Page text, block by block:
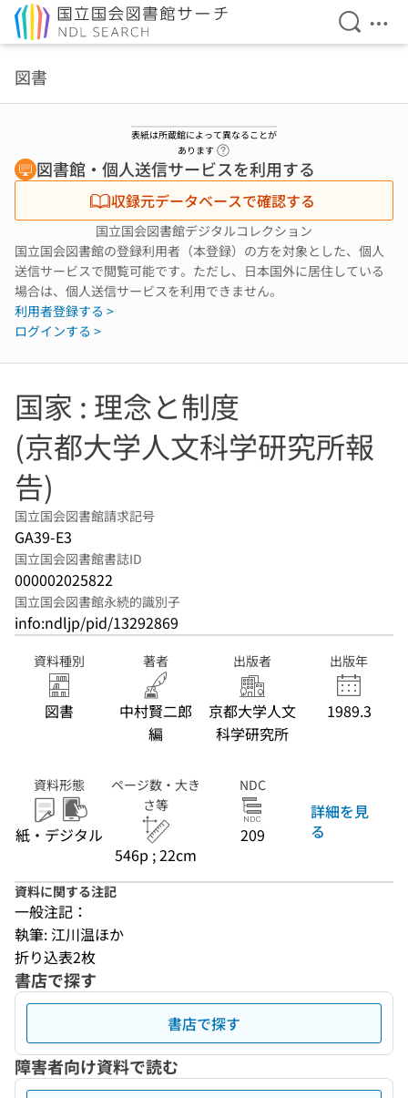
検索を
メ
図書
表紙は所蔵館によって異なることが
あります
図書館・個人送信サービスを利用する
収録元データベースで確認する
国立国会図書館デジタルコレクション
国立国会図書館の登録利用者（本登録）の方を対象とした、個人
送信サービスで閲覧可能です。ただし、日本国外に居住している
場合は、個人送信サービスを利用できません。
利用者登録する >
ログインする >
国家 : 理念と制度
(京都大学人文科学研究所報
告)
国立国会図書館請求記号
GA39-E3
国立国会図書館書誌ID
000002025822
国立国会図書館永続的識別子
info:ndljp/pid/13292869
資料種別
図書
著者
中村賢二郎
編
出版者
京都大学人文
科学研究所
出版年
1989.3
資料形態
紙・デジタル
ページ数・大き
さ等
546p ; 22cm
NDC
209
詳細を見
る
資料に関する注記
一般注記：
執筆: 江川温ほか
折り込表2枚
書店で探す
書店で探す
障害者向け資料で読む